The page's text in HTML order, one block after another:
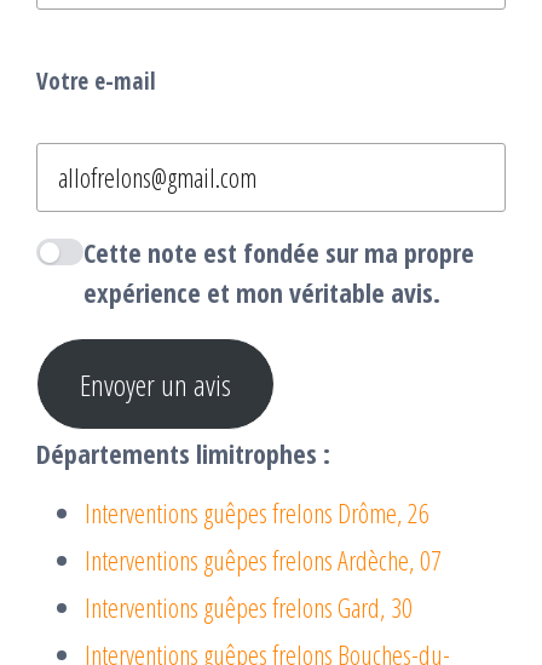
Votre e-mail
Cette note est fondée sur ma propre
expérience et mon véritable avis.
Envoyer un avis
Départements limitrophes :
Interventions guêpes frelons Drôme, 26
Interventions guêpes frelons Ardèche, 07
Interventions guêpes frelons Gard, 30
Interventions guêpes frelons Bouches-du-